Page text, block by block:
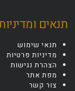
תנאים ומדיניות
תנאי שימוש
מדיניות פרטיות
הצהרת נגישות
מפת אתר
צור קשר